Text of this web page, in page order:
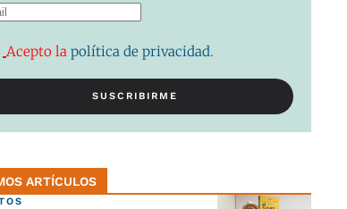
Acepto lapolítica de privacidad.
ARTÍCULOS